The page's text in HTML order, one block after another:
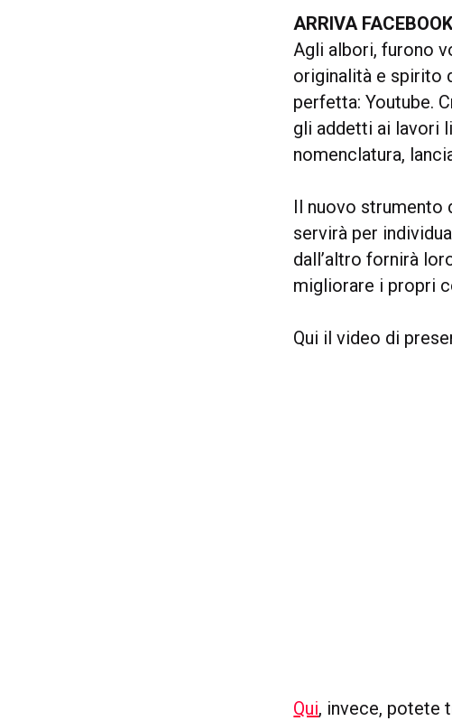
ARRIVA
Agli albori, furono
originalità e spirito
perfetta: Youtube.
gli addetti ai lavori
nomenclatura,
Il nuovo strumento
servirà per
dall’altro fornirà
migliorare i propri
Qui il video di
Qui, invece, potete